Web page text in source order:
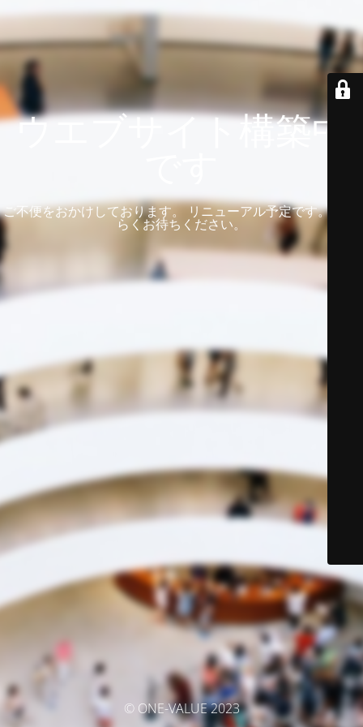
ウエブサイト構築中
ご不便をおかけしております。 リニューアル予定です。 しば
らくお待ちください。
© ONE-VALUE 2023